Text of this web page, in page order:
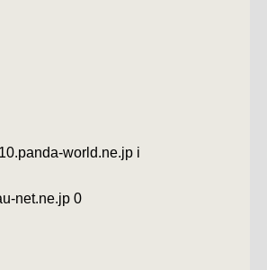
world.ne.jp i
net.ne.jp 0